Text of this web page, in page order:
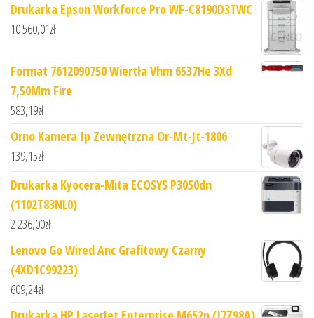
Drukarka Epson Workforce Pro WF-C8190D3TWC
10 560,01zł
Format 7612090750 Wiertła Vhm 6537He 3Xd
7,50Mm Fire
583,19zł
Orno Kamera Ip Zewnętrzna Or-Mt-Jt-1806
139,15zł
Drukarka Kyocera-Mita ECOSYS P3050dn
(1102T83NL0)
2 236,00zł
Lenovo Go Wired Anc Grafitowy Czarny
(4XD1C99223)
609,24zł